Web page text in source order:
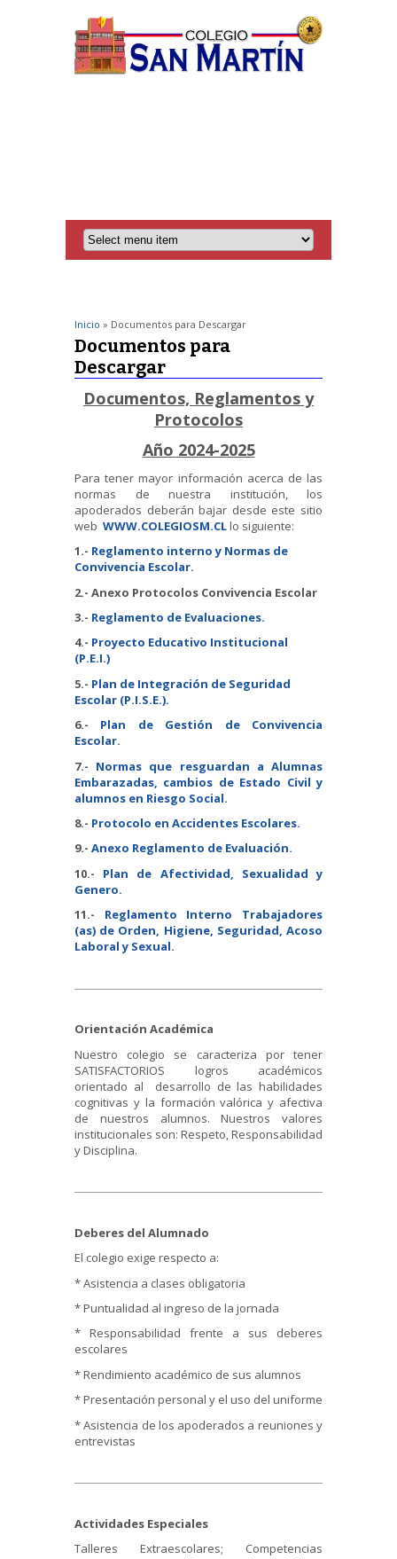
Inicio » Documentos para Descargar
Documentos para
Descargar
Documentos, Reglamentos y
Protocolos
Año 2024-2025
Para tener mayor información acerca de las
normas de nuestra institución, los
apoderados deberán bajar desde este sitio
web WWW.COLEGIOSM.CLlo siguiente:
1.- Reglamento interno y Normas de
Convivencia Escolar.
2.- Anexo Protocolos Convivencia Escolar
3.- Reglamento de Evaluaciones.
4.- Proyecto Educativo Institucional
(P.E.I.)
5.- Plan de Integración de Seguridad
Escolar (P.I.S.E.).
6.- Plan de Gestión de Convivencia
Escolar.
7.- Normas que resguardan a Alumnas
Embarazadas, cambios de Estado Civil y
alumnos en Riesgo Social.
8.- Protocolo en Accidentes Escolares.
9.- Anexo Reglamento de Evaluación.
10.- Plan de Afectividad, Sexualidad y
Genero.
11.- Reglamento Interno Trabajadores
(as) de Orden, Higiene, Seguridad, Acoso
Laboral y Sexual.
Orientación Académica
Nuestro colegio se caracteriza por tener
SATISFACTORIOS logros académicos
orientado al desarrollo de las habilidades
cognitivas y la formación valórica y afectiva
de nuestros alumnos. Nuestros valores
institucionales son: Respeto, Responsabilidad
y Disciplina.
Deberes del Alumnado
El colegio exige respecto a:
* Asistencia a clases obligatoria
* Puntualidad al ingreso de la jornada
* Responsabilidad frente a sus deberes
escolares
* Rendimiento académico de sus alumnos
* Presentación personal y el uso del uniforme
* Asistencia de los apoderados a reuniones y
entrevistas
Actividades Especiales
Talleres Extraescolares; Competencias